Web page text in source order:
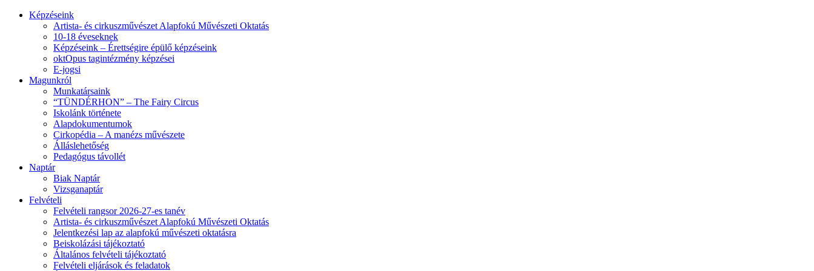
Képzéseink
Artista- és cirkuszművészet Alapfokú Művészeti Oktatás
10-18 éveseknek
Képzéseink – Érettségire épülő képzéseink
oktOpus tagintézmény képzései
E-jogsi
Magunkról
Munkatársaink
“TÜNDÉRHON” – The Fairy Circus
Iskolánk története
Alapdokumentumok
Cirkopédia – A manézs művészete
Álláslehetőség
Pedagógus távollét
Naptár
Biak Naptár
Vizsganaptár
Felvételi
Felvételi rangsor 2026-27-es tanév
Artista- és cirkuszművészet Alapfokú Művészeti Oktatás
Jelentkezési lap az alapfokú művészeti oktatásra
Beiskolázási tájékoztató
Általános felvételi tájékoztató
Felvételi eljárások és feladatok